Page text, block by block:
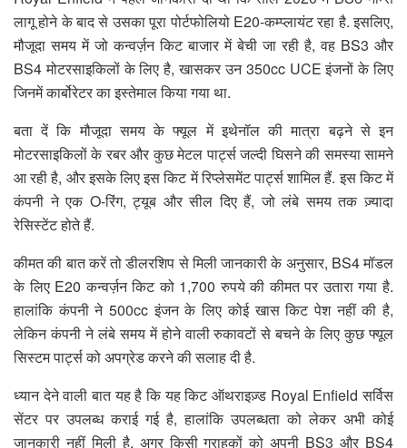
लागू होने के बाद से उसका पूरा पोर्टफोलियो E20-कम्प्लायंट रहा है. इसलिए,
मौजूदा समय में जो कन्वर्ज़न किट बाजार में बेची जा रही है, वह BS3 और
BS4 मोटरसाइकिलों के लिए है, खासकर उन 350cc UCE इंजनों के लिए
जिनमें कार्बोरेटर का इस्तेमाल किया गया था.
बता दें कि मौजूदा समय के फ्यूल में इथेनॉल की मात्रा बढ़ने से इन
मोटरसाइकिलों के रबर और कुछ मेटल पार्ट्स जल्दी घिसने की समस्या सामने
आ रही है, और इसके लिए इस किट में रिप्लेसमेंट पार्ट्स शामिल हैं. इस किट में
कंपनी ने एक O-रिंग, ट्यूब और सील दिए हैं, जो लंबे समय तक ज़्यादा
रेसिस्टेंट होते हैं.
कीमत की बात करें तो डीलरशिप से मिली जानकारी के अनुसार, BS4 मॉडल
के लिए E20 कन्वर्ज़न किट को 1,700 रुपये की कीमत पर उतारा गया है.
हालांकि कंपनी ने 500cc इंजन के लिए कोई खास किट पेश नहीं की है,
लेकिन कंपनी ने लंबे समय में होने वाली रुकावटों से बचने के लिए कुछ फ्यूल
सिस्टम पार्ट्स को अपग्रेड करने की सलाह दी है.
ध्यान देने वाली बात यह है कि यह किट ऑथराइज़्ड Royal Enfield सर्विस
सेंटर पर उपलब्ध कराई गई है, हालांकि उपलब्धता को लेकर अभी कोई
जानकारी नहीं मिली है. अगर किसी ग्राहकों को अपनी BS3 और BS4